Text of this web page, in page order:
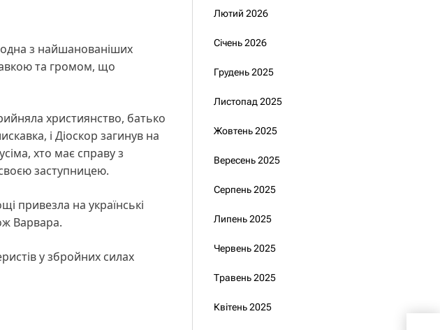
з найшанованіших
та громом, що
християнство, батько
і Діоскор загинув на
хто має справу з
заступницею.
привезла на українські
Варвара.
у збройних силах
Лютий 2026
Січень 2026
Грудень 2025
Листопад 2025
Жовтень 2025
Вересень 2025
Серпень 2025
Липень 2025
Червень 2025
Травень 2025
Квітень 2025